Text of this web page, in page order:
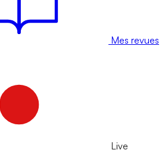
Mes revues
Live